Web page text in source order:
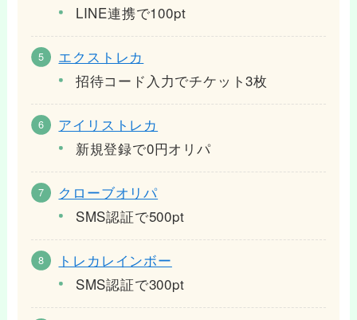
LINE連携で100pt
エクストレカ
招待コード入力でチケット3枚
アイリストレカ
新規登録で0円オリパ
クローブオリパ
SMS認証で500pt
トレカレインボー
SMS認証で300pt